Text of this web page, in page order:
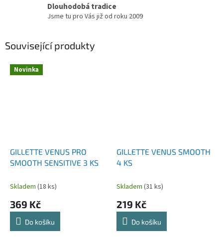
Dlouhodobá tradice
Jsme tu pro Vás již od roku 2009
Související produkty
Novinka
GILLETTE VENUS PRO
SMOOTH SENSITIVE 3 KS
Skladem (18 ks)
369 Kč
Do košíku
GILLETTE VENUS SMOOTH
4 KS
Skladem (31 ks)
219 Kč
Do košíku